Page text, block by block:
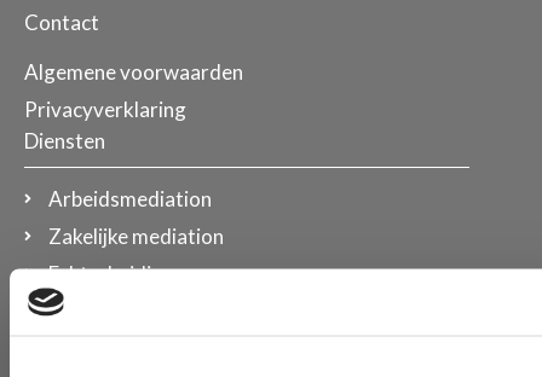
Contact
Algemene voorwaarden
Privacyverklaring
Diensten
Arbeidsmediation
Zakelijke mediation
Echtscheiding
Familiemediation